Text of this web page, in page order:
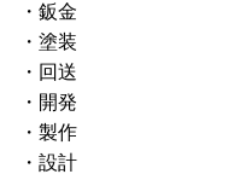
・鈑金
・塗装
・回送
・開発
・製作
・設計